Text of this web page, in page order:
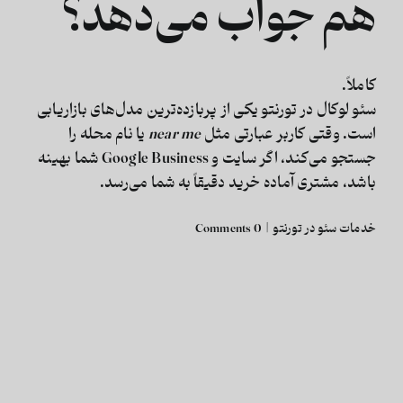
هم جواب می‌دهد؟
کاملاً.
سئو لوکال در تورنتو یکی از پربازده‌ترین مدل‌های بازاریابی
است. وقتی کاربر عبارتی مثلnear me یا نام محله را
جستجو می‌کند، اگر سایت و Google Business شما بهینه
باشد، مشتری آماده خرید دقیقاً به شما می‌رسد.
خدمات سئو در تورنتو |
0 Comments